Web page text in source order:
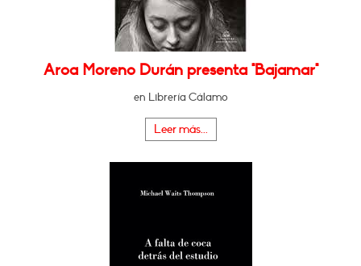
Aroa Moreno Durán presenta "Bajamar"
en Librería Cálamo
Leer más...